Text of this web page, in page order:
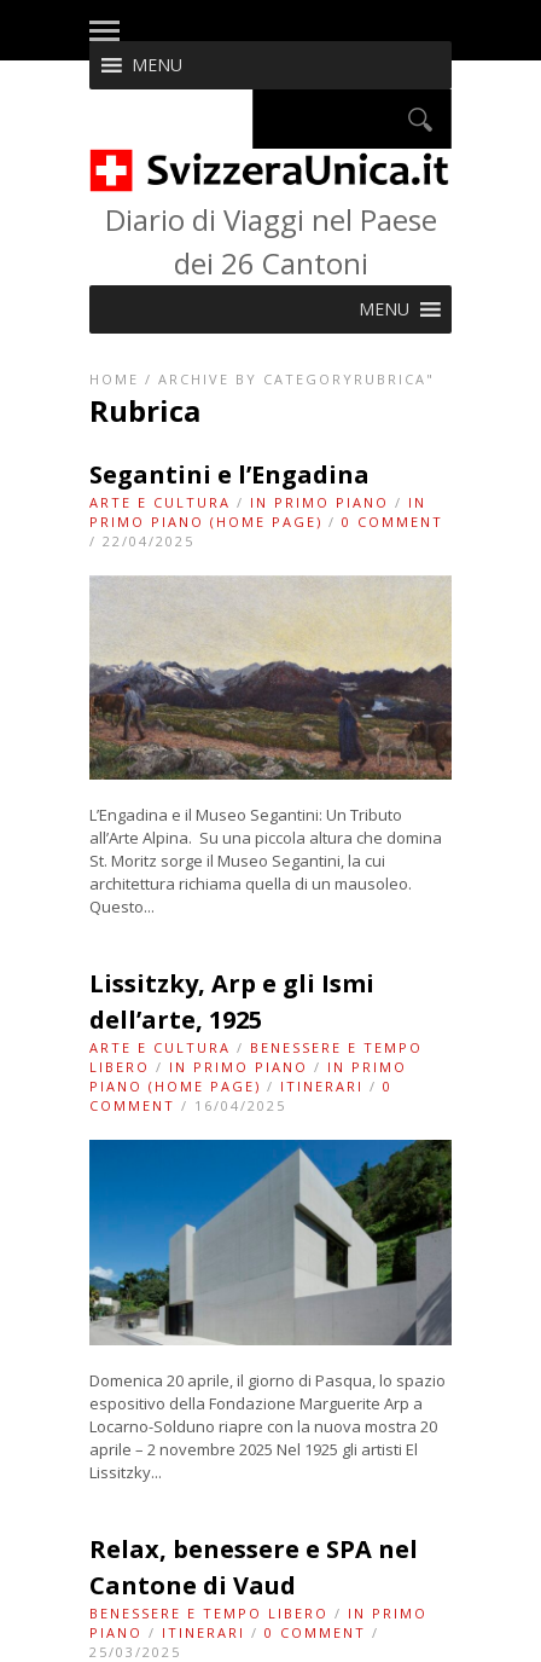
MENU
Diario di Viaggi nel Paese
dei 26 Cantoni
MENU
HOME / ARCHIVE BY CATEGORYRUBRICA"
Rubrica
Segantini e l’Engadina
ARTE E CULTURA / IN PRIMO PIANO / IN
PRIMO PIANO (HOME PAGE) / 0 COMMENT
/ 22/04/2025
L’Engadina e il Museo Segantini: Un Tributo
all’Arte Alpina. Su una piccola altura che domina
St. Moritz sorge il Museo Segantini, la cui
architettura richiama quella di un mausoleo.
Questo...
Lissitzky, Arp e gli Ismi
dell’arte, 1925
ARTE E CULTURA / BENESSERE E TEMPO
LIBERO / IN PRIMO PIANO / IN PRIMO
PIANO (HOME PAGE) / ITINERARI / 0
COMMENT / 16/04/2025
Domenica 20 aprile, il giorno di Pasqua, lo spazio
espositivo della Fondazione Marguerite Arp a
Locarno-Solduno riapre con la nuova mostra 20
aprile – 2 novembre 2025 Nel 1925 gli artisti El
Lissitzky...
Relax, benessere e SPA nel
Cantone di Vaud
BENESSERE E TEMPO LIBERO / IN PRIMO
PIANO / ITINERARI / 0 COMMENT /
25/03/2025